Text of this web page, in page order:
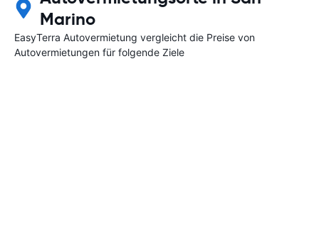
Marino
EasyTerra Autovermietung vergleicht die Preise von
Autovermietungen für folgende Ziele